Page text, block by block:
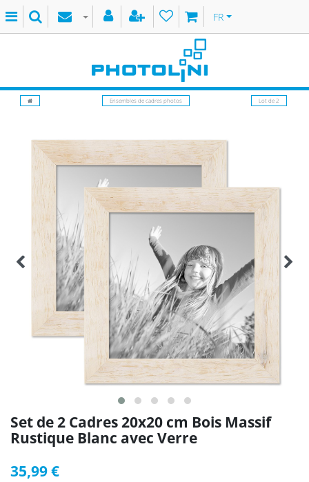
FR
Ensembles de cadres photos Lot de 2
Set de 2 Cadres 20x20 cm Bois Massif
Rustique Blanc avec Verre
35,99 €